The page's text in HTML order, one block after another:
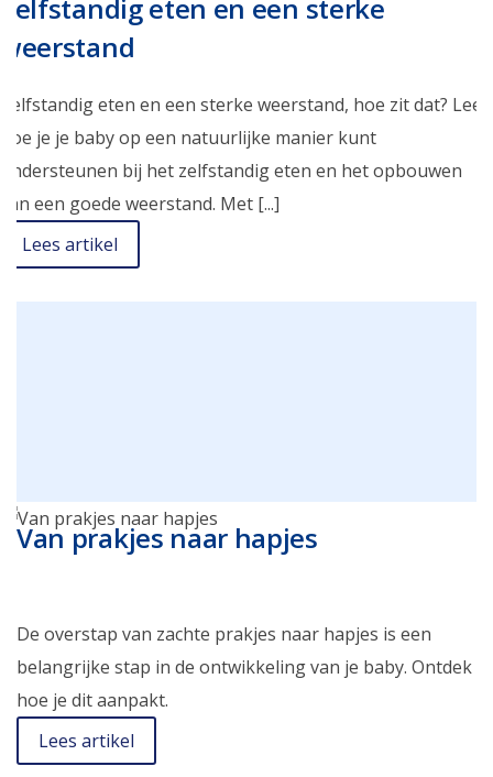
Zelfstandig eten en een sterke
weerstand
Zelfstandig eten en een sterke weerstand, hoe zit dat? Lees
hoe je je baby op een natuurlijke manier kunt
ondersteunen bij het zelfstandig eten en het opbouwen
van een goede weerstand. Met [...]
Lees artikel
Van prakjes naar hapjes
De overstap van zachte prakjes naar hapjes is een
belangrijke stap in de ontwikkeling van je baby. Ontdek
hoe je dit aanpakt.
Lees artikel